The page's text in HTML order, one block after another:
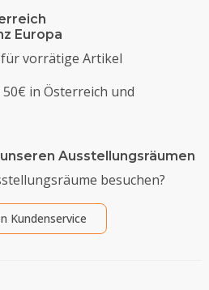
Europa
vorrätige Artikel
in Österreich und
Ausstellungsräumen
besuchen?
Kundenservice